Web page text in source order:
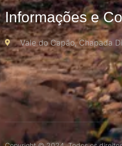
Informações e
Vale do Capão, Chapada